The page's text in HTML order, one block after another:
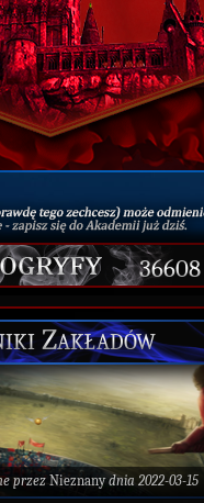
36608
Zakładów
przez Nieznanydnia 2022-03-15